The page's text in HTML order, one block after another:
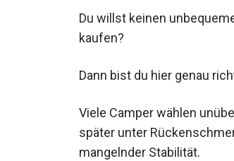
Du willst keinen
kaufen?
Dann bist du hier genau
Viele Camper wählen
später unter
mangelnder Stabilität.